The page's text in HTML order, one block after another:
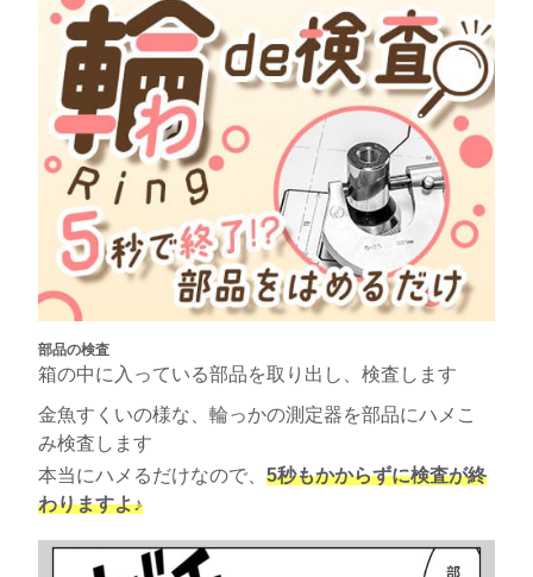
部品の検査
箱の中に入っている部品を取り出し、検査します
金魚すくいの様な、輪っかの測定器を部品にハメこ
み検査します
本当にハメるだけなので、5秒もかからずに検査が終
わりますよ♪